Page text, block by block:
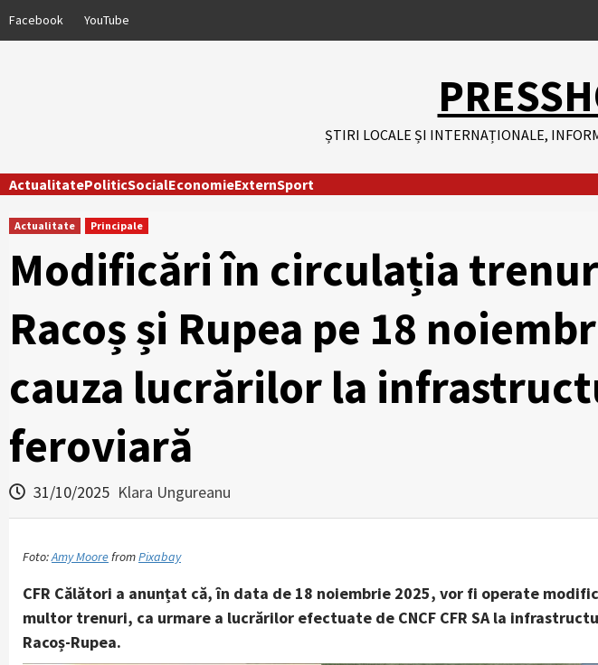
Facebook YouTube
ȘTIRI LOCALE ȘI INTERNAȚIONALE,
ActualitatePoliticSocialEconomieExternSport
Actualitate Principale
Modificări în circulația
Racoș și Rupea pe 18
cauza lucrărilor la
feroviară
31/10/2025 Klara Ungureanu
Foto:Amy MoorefromPixabay
CFR Călători a anunțat că, în data de 18 noiembrie 2025, vor fi operate
multor trenuri, ca urmare a lucrărilor efectuate de CNCF CFR SA la
Racoș-Rupea.